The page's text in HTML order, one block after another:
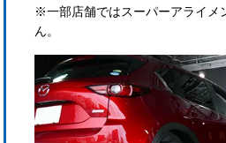
※一部店舗ではスーパーアライメ
ん。